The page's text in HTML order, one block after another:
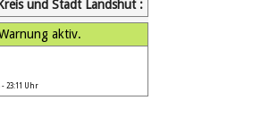
und Stadt Landshut :
aktiv.
23:11 Uhr